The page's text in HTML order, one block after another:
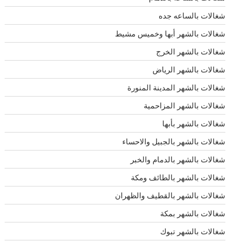
شغالات بالساعه جده
شغالات بالشهر أبها وخميس مشيط
شغالات بالشهر الخرج
شغالات بالشهر الرياض
شغالات بالشهر المدينة المنورة
شغالات بالشهر المزاحمية
شغالات بالشهر بأبها
شغالات بالشهر بالجبيل والاحساء
شغالات بالشهر بالدمام والخبر
شغالات بالشهر بالطائف ومكة
شغالات بالشهر بالقطيف والظهران
شغالات بالشهر بمكة
شغالات بالشهر تبوك